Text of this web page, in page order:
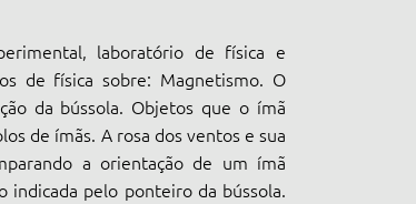
laboratório de física e
de física sobre: Magnetismo. O
da bússola. Objetos que o ímã
de ímãs. A rosa dos ventos e sua
a orientação de um ímã
indicada pelo ponteiro da bússola.